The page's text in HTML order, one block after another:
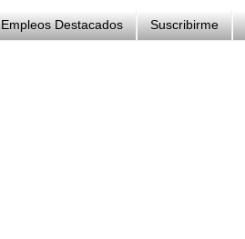
Empleos Destacados Suscribirme